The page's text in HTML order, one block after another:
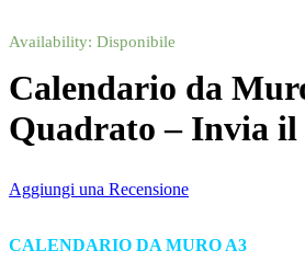
Availability: Disponibile
Calendario da
Quadrato – Invia
Aggiungi una Recensione
CALENDARIO DA MURO A3